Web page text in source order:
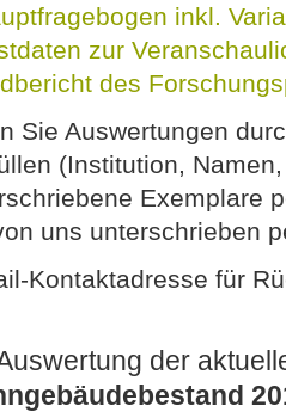
inkl.
zur
des
Sie Auswertungen
(Institution,
Exemplare
uns unterschrieben
Kontaktadresse für
der